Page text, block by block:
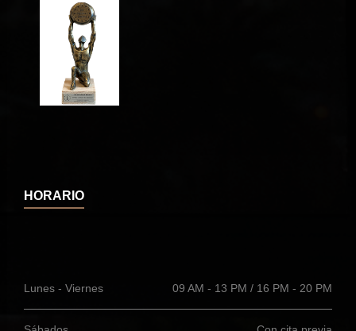
HORARIO
Lunes - Viernes 09 AM - 13 PM / 16 PM - 20 PM